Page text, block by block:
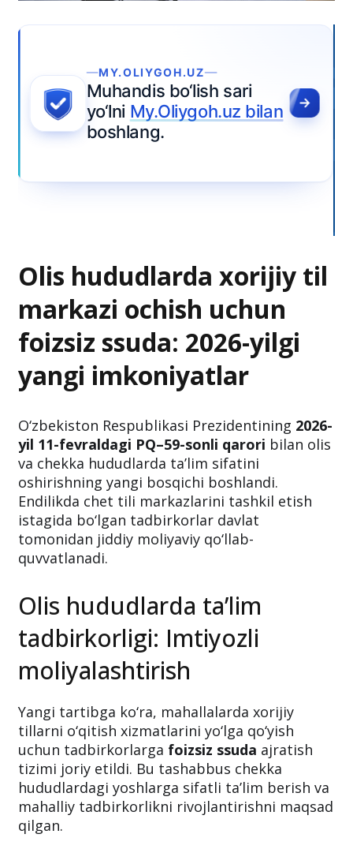
Olis hududlarda xorijiy til
markazi ochish uchun
foizsiz ssuda: 2026-yilgi
yangi imkoniyatlar
O‘zbekiston Respublikasi Prezidentining 2026-
yil 11-fevraldagi PQ–59-sonli qarori bilan olis
va chekka hududlarda ta’lim sifatini
oshirishning yangi bosqichi boshlandi.
Endilikda chet tili markazlarini tashkil etish
istagida bo‘lgan tadbirkorlar davlat
tomonidan jiddiy moliyaviy qo‘llab-
quvvatlanadi.
Olis hududlarda ta’lim
tadbirkorligi: Imtiyozli
moliyalashtirish
Yangi tartibga ko‘ra, mahallalarda xorijiy
tillarni o‘qitish xizmatlarini yo‘lga qo‘yish
uchun tadbirkorlarga foizsiz ssuda ajratish
tizimi joriy etildi. Bu tashabbus chekka
hududlardagi yoshlarga sifatli ta’lim berish va
mahalliy tadbirkorlikni rivojlantirishni maqsad
qilgan.